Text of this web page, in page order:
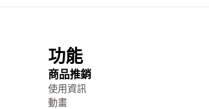
功能
商品推銷
使用資訊
動畫